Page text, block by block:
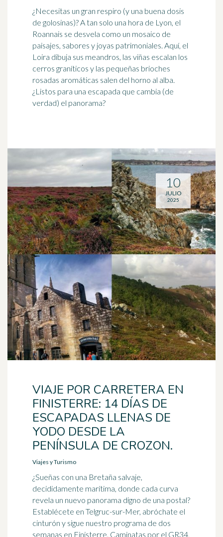
¿Necesitas un gran respiro (y una buena dosis
de golosinas)? A tan solo una hora de Lyon, el
Roannais se desvela como un mosaico de
paisajes, sabores y joyas patrimoniales. Aquí, el
Loira dibuja sus meandros, las viñas escalan los
cerros graníticos y las pequeñas brioches
rosadas aromáticas salen del horno al alba.
¿Listos para una escapada que cambia (de
verdad) el panorama?
VIAJE POR CARRETERA EN
FINISTERRE: 14 DÍAS DE
ESCAPADAS LLENAS DE
YODO DESDE LA
PENÍNSULA DE CROZON.
Viajes y Turismo
¿Sueñas con una Bretaña salvaje,
decididamente marítima, donde cada curva
revela un nuevo panorama digno de una postal?
Establécete en Telgruc-sur-Mer, abróchate el
cinturón y sigue nuestro programa de dos
semanas en Finisterre. Caminatas por el GR34,
10
JULIO
2025